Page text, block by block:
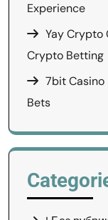
Experience
Yay Crypto
Crypto Betting
7bit Casino
Bets